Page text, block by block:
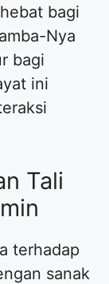
bagi
Nya
bagi
ini
Tali
terhadap
sanak